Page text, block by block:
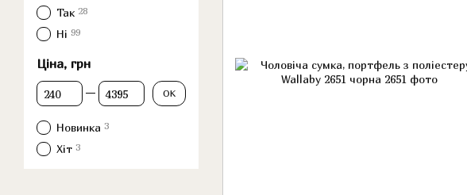
Так 28
Ні 99
Ціна, грн
Від Ціна, грн
До Ціна, грн ОК
Новинка 3
Хіт 3